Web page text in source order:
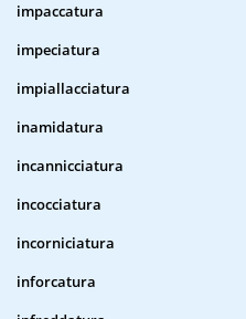
impaccatura
impeciatura
impiallacciatura
inamidatura
incannicciatura
incocciatura
incorniciatura
inforcatura